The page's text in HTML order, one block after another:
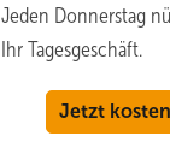
Jeden Donnerstag
Ihr Tagesgeschäft.
Jetzt